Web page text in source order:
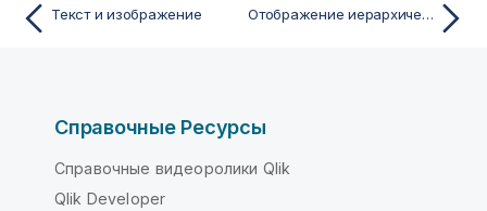
Текст и изображение Отображение иерархических данных при помощи карты дерева
Справочные Ресурсы
Справочные видеоролики Qlik
Qlik Developer